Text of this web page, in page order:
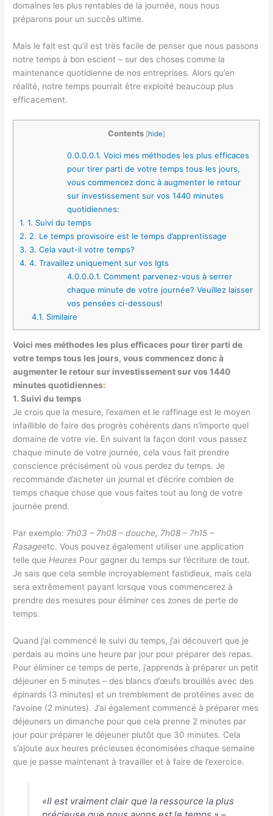
domaines les plus rentables de la journée, nous nous
préparons pour un succès ultime.
Mais le fait est qu’il est très facile de penser que nous passons
notre temps à bon escient – sur des choses comme la
maintenance quotidienne de nos entreprises. Alors qu’en
réalité, notre temps pourrait être exploité beaucoup plus
efficacement.
Contents [hide]
0.0.0.0.1. Voici mes méthodes les plus efficaces
pour tirer parti de votre temps tous les jours,
vous commencez donc à augmenter le retour
sur investissement sur vos 1440 minutes
quotidiennes:
1. 1. Suivi du temps
2. 2. Le temps provisoire est le temps d’apprentissage
3. 3. Cela vaut-il votre temps?
4. 4. Travaillez uniquement sur vos Igts
4.0.0.0.1. Comment parvenez-vous à serrer
chaque minute de votre journée? Veuillez laisser
vos pensées ci-dessous!
4.1. Similaire
Voici mes méthodes les plus efficaces pour tirer parti de
votre temps tous les jours, vous commencez donc à
augmenter le retour sur investissement sur vos 1440
minutes quotidiennes:
1. Suivi du temps
Je crois que la mesure, l’examen et le raffinage est le moyen
infaillible de faire des progrès cohérents dans n’importe quel
domaine de votre vie. En suivant la façon dont vous passez
chaque minute de votre journée, cela vous fait prendre
conscience précisément où vous perdez du temps. Je
recommande d’acheter un journal et d’écrire combien de
temps chaque chose que vous faites tout au long de votre
journée prend.
Par exemple: 7h03 – 7h08 – douche, 7h08 – 7h15 –
Rasageetc. Vous pouvez également utiliser une application
telle que Heures Pour gagner du temps sur l’écriture de tout.
Je sais que cela semble incroyablement fastidieux, mais cela
sera extrêmement payant lorsque vous commencerez à
prendre des mesures pour éliminer ces zones de perte de
temps.
Quand j’ai commencé le suivi du temps, j’ai découvert que je
perdais au moins une heure par jour pour préparer des repas.
Pour éliminer ce temps de perte, j’apprends à préparer un petit
déjeuner en 5 minutes – des blancs d’œufs brouillés avec des
épinards (3 minutes) et un tremblement de protéines avec de
l’avoine (2 minutes). J’ai également commencé à préparer mes
déjeuners un dimanche pour que cela prenne 2 minutes par
jour pour préparer le déjeuner plutôt que 30 minutes. Cela
s’ajoute aux heures précieuses économisées chaque semaine
que je passe maintenant à travailler et à faire de l’exercice.
«Il est vraiment clair que la ressource la plus